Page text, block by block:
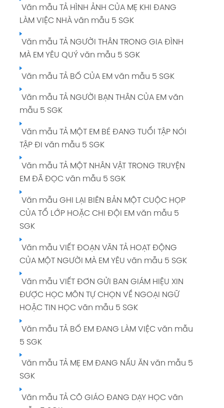
Văn mẫu TẢ HÌNH ẢNH CỦA MẸ KHI ĐANG
LÀM VIỆC NHÀ văn mẫu 5 SGK
Văn mẫu TẢ NGƯỜI THÂN TRONG GIA ĐÌNH
MÀ EM YÊU QUÝ văn mẫu 5 SGK
Văn mẫu TẢ BỐ CỦA EM văn mẫu 5 SGK
Văn mẫu TẢ NGƯỜI BẠN THÂN CỦA EM văn
mẫu 5 SGK
Văn mẫu TẢ MỘT EM BÉ ĐANG TUỔI TẬP NÓI
TẬP ĐI văn mẫu 5 SGK
Văn mẫu TẢ MỘT NHÂN VẬT TRONG TRUYỆN
EM ĐÃ ĐỌC văn mẫu 5 SGK
Văn mẫu GHI LẠI BIÊN BẢN MỘT CUỘC HỌP
CỦA TỔ LỚP HOẶC CHI ĐỘI EM văn mẫu 5
SGK
Văn mẫu VIẾT ĐOẠN VĂN TẢ HOẠT ĐỘNG
CỦA MỘT NGƯỜI MÀ EM YÊU văn mẫu 5 SGK
Văn mẫu VIẾT ĐƠN GỬI BAN GIÁM HIỆU XIN
ĐƯỢC HỌC MÔN TỰ CHỌN VỀ NGOẠI NGỮ
HOẶC TIN HỌC văn mẫu 5 SGK
Văn mẫu TẢ BỐ EM ĐANG LÀM VIỆC văn mẫu
5 SGK
Văn mẫu TẢ MẸ EM ĐANG NẤU ĂN văn mẫu 5
SGK
Văn mẫu TẢ CÔ GIÁO ĐANG DẠY HỌC văn